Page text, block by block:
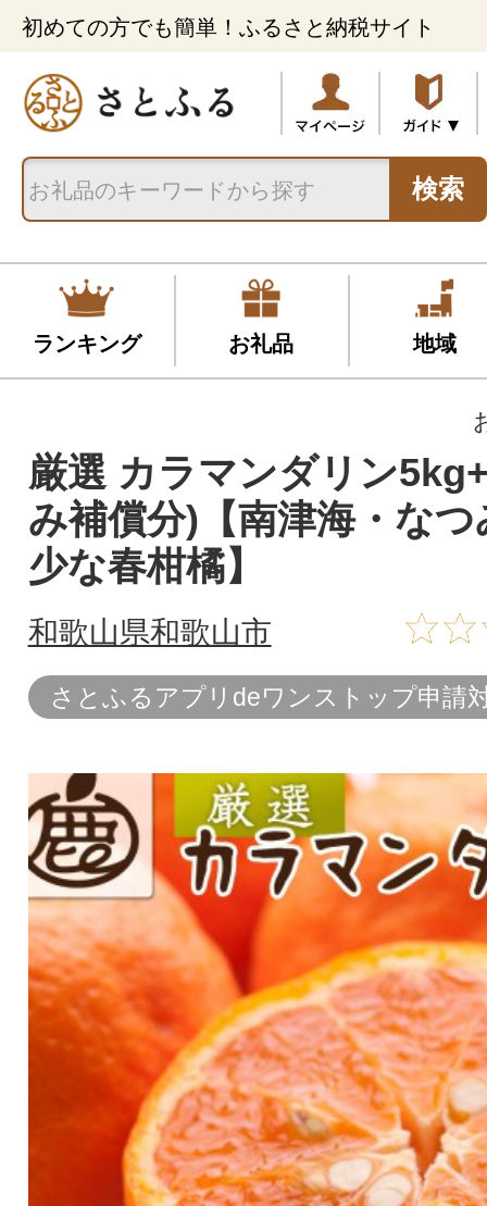
初めての方でも簡単！ふるさと納税サイト
検索
ランキング お礼品 地域
厳選 カラマンダリン
み補償分)【南津海・なつ
少な春柑橘】
和歌山県和歌山市
さとふるアプリdeワンストップ申請